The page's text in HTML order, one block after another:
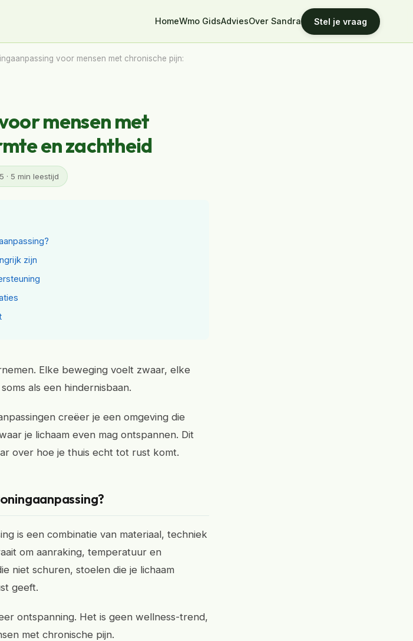
HomeWmo GidsAdviesOver Sandra Stel je vraag
voor mensen met chronische pijn:
mensen met
en zachtheid
· 5 min leestijd
zijn
Elke beweging voelt zwaar, elke
als een hindernisbaan.
creëer je een omgeving die
je lichaam even mag ontspannen. Dit
over hoe je thuis echt tot rust komt.
is een combinatie van materiaal, techniek
om aanraking, temperatuur en
niet schuren, stoelen die je lichaam
geeft.
ontspanning. Het is geen wellness-trend,
met chronische pijn.